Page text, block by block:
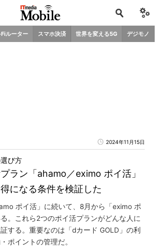
ルーター スマホ決済 世界を変える5G デジモノ
2024年11月15日
ラン「ahamo／eximo ポイ活」
になる条件を検証した
び方
ポイ活」に続いて、8月から「eximo ポ
。これら2つのポイ活プランがどんな人に
する。重要なのは「dカード GOLD」の利
ポイントの管理だ。